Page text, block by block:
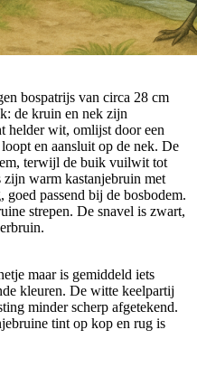
bospatrijs van circa 28 cm
de kruin en nek zijn
helder wit, omlijst door een
en aansluit op de nek. De
terwijl de buik vuilwit tot
warm kastanjebruin met
passend bij de bosbodem.
strepen. De snavel is zwart,
maar is gemiddeld iets
kleuren. De witte keelpartij
minder scherp afgetekend.
tint op kop en rug is